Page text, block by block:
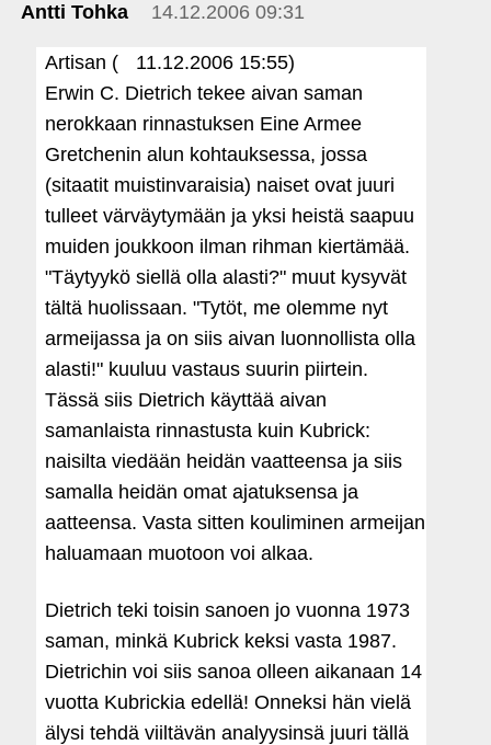
Antti Tohka
14.12.2006 09:31
Artisan (
11.12.2006 15:55)
Erwin C. Dietrich tekee aivan saman
nerokkaan rinnastuksen Eine Armee
Gretchenin alun kohtauksessa, jossa
(sitaatit muistinvaraisia) naiset ovat juuri
tulleet värväytymään ja yksi heistä saapuu
muiden joukkoon ilman rihman kiertämää.
"Täytyykö siellä olla alasti?" muut kysyvät
tältä huolissaan. "Tytöt, me olemme nyt
armeijassa ja on siis aivan luonnollista olla
alasti!" kuuluu vastaus suurin piirtein.
Tässä siis Dietrich käyttää aivan
samanlaista rinnastusta kuin Kubrick:
naisilta viedään heidän vaatteensa ja siis
samalla heidän omat ajatuksensa ja
aatteensa. Vasta sitten kouliminen armeijan
haluamaan muotoon voi alkaa.
Dietrich teki toisin sanoen jo vuonna 1973
saman, minkä Kubrick keksi vasta 1987.
Dietrichin voi siis sanoa olleen aikanaan 14
vuotta Kubrickia edellä! Onneksi hän vielä
älysi tehdä viiltävän analyysinsä juuri tällä